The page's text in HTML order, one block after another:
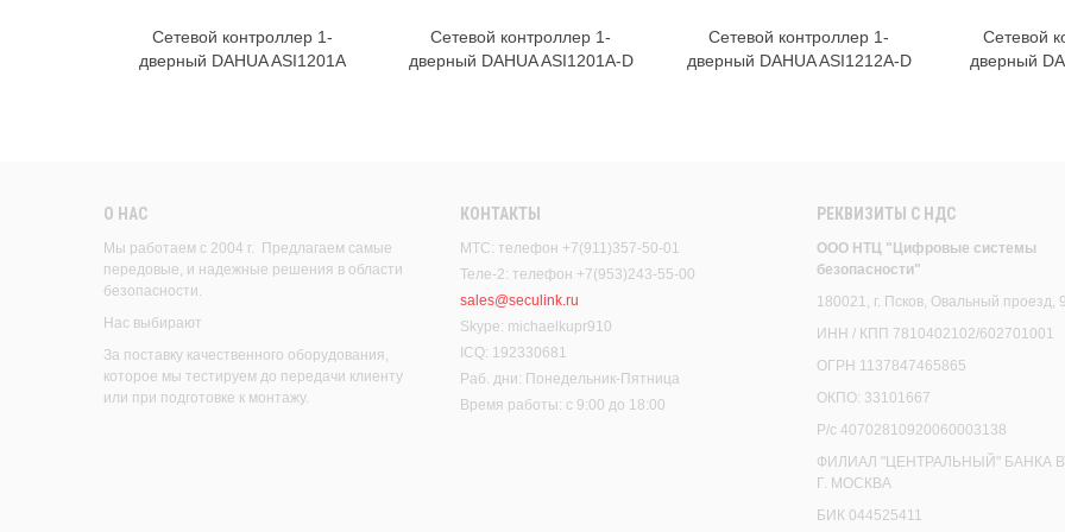
В корзину
Сетевой контроллер 1-
дверный DAHUA ASI1201A
В корзину
Сетевой контроллер 1-
дверный DAHUA ASI1201A-D
В корзину
Сетевой контроллер 1-
дверный DAHUA ASI1212A-D
Сетевой
дверный
О НАС
Мы работаем с 2004 г. Предлагаем самые
передовые, и надежные решения в области
безопасности.
Нас выбирают
За поставку качественного оборудования,
которое мы тестируем до передачи клиенту
или при подготовке к монтажу.
КОНТАКТЫ
МТС: телефон +7(911)357-50-01
Теле-2: телефон +7(953)243-55-00
sales@seculink.ru
Skype: michaelkupr910
ICQ: 192330681
Раб. дни: Понедельник-Пятница
Время работы: с 9:00 до 18:00
РЕКВИЗИТЫ C НДС
ООО НТЦ "Цифровые системы
безопасности"
180021, г. Псков, Овальный проезд, 9
ИНН / КПП 7810402102/602701001
ОГРН 1137847465865
ОКПО: 33101667
Р/с 40702810920060003138
ФИЛИАЛ "ЦЕНТРАЛЬНЫЙ" БАНКА
Г. МОСКВА
БИК 044525411